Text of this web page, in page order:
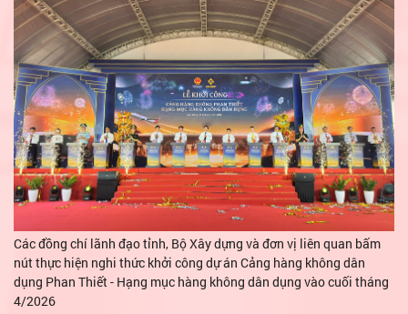
Các đồng chí lãnh đạo tỉnh, Bộ Xây dựng và đơn vị liên quan bấm
nút thực hiện nghi thức khởi công dự án Cảng hàng không dân
dụng Phan Thiết - Hạng mục hàng không dân dụng vào cuối tháng
4/2026